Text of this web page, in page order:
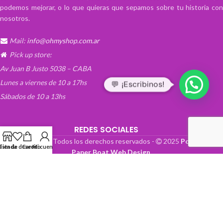
podemos mejorar, o lo que quieras que sepamos sobre tu historia con
nosotros.
Mail: info@ohmyshop.com.ar
Pick up store:
Av Juan B Justo 5038 – CABA
Lunes a viernes de 10 a 17hs
Sábados de 10 a 13hs
REDES SOCIALES
OhMyTienda! - Todos los derechos reservados - 2025 Powered by
Paper Boat Web Design.
de deseos
CarritoMi cuenta
💬 ¡Escribinos!